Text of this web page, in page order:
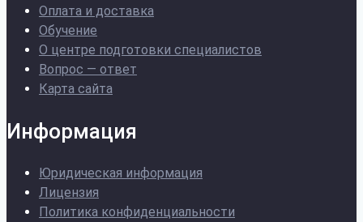
Оплата и доставка
Обучение
О центре подготовки специалистов
Вопрос — ответ
Карта сайта
Информация
Юридическая информация
Лицензия
Политика конфиденциальности